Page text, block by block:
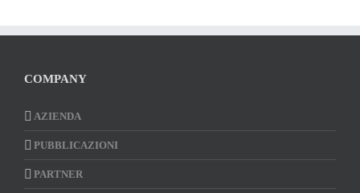
COMPANY
AZIENDA
PUBBLICAZIONI
PARTNER